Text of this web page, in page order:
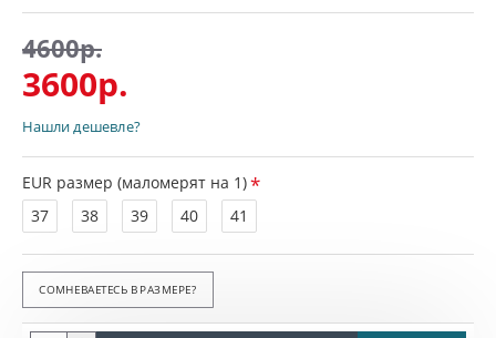
3600р.
4600р.
EUR размер (маломерят на 1)
37
38 39 40 41
Нашли дешевле?
СОМНЕВАЕТЕСЬ В РАЗМЕРЕ?